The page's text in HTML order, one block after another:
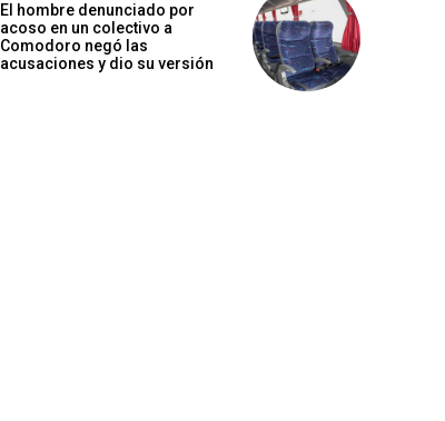
El hombre denunciado por
acoso en un colectivo a
Comodoro negó las
acusaciones y dio su versión